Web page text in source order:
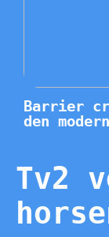
Barrier
den
Tv2